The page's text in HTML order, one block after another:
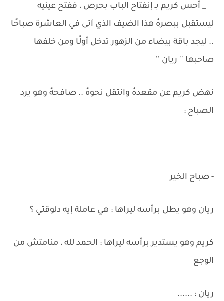
_ أحس كريم بـ إنفتاح الباب بحرص ، ففتح عينيه
ليستقبل ببصرهُ هذا الضيف الذي آتى في العاشرة صباحًا
.. ليجد باقة بيضاء من الزهور تدخل أولًا ومن خلفها
صاحبها '' ريان ''
نهض كريم عن مقعدهُ وانتقل نحوهُ .. صافحهُ وهو يرد
الصباح :
- صباح الخير
ريان وهو يطل برأسه ليراها : هي عاملة إيه دلوقتي ؟
كريم وهو يستدير برأسه ليراها : الحمد لله ، منامتش من
الوجع
ريان : ......